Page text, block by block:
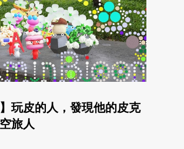
】玩皮的人，發現他的皮克
旅人